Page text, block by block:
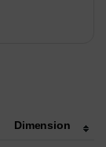
Dimension